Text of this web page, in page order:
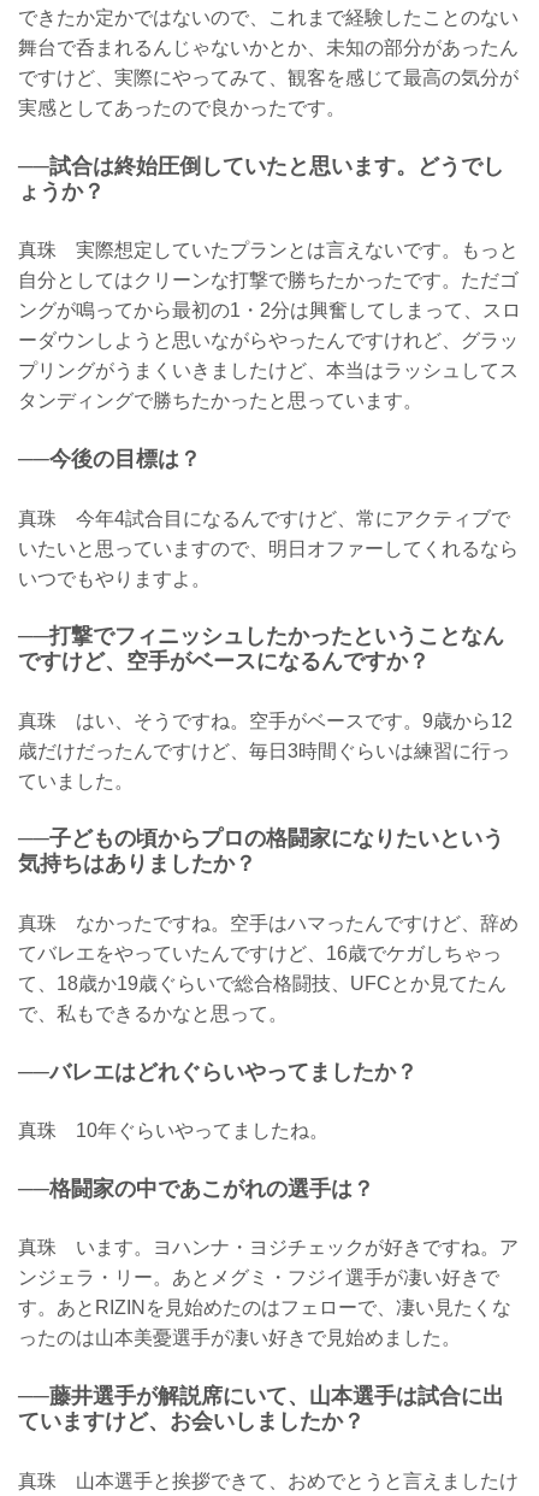
できたか定かではないので、これまで経験したことのない
舞台で呑まれるんじゃないかとか、未知の部分があったん
ですけど、実際にやってみて、観客を感じて最高の気分が
実感としてあったので良かったです。
──試合は終始圧倒していたと思います。どうでし
ょうか？
真珠 実際想定していたプランとは言えないです。もっと
自分としてはクリーンな打撃で勝ちたかったです。ただゴ
ングが鳴ってから最初の1・2分は興奮してしまって、スロ
ーダウンしようと思いながらやったんですけれど、グラッ
プリングがうまくいきましたけど、本当はラッシュしてス
タンディングで勝ちたかったと思っています。
──今後の目標は？
真珠 今年4試合目になるんですけど、常にアクティブで
いたいと思っていますので、明日オファーしてくれるなら
いつでもやりますよ。
──打撃でフィニッシュしたかったということなん
ですけど、空手がベースになるんですか？
真珠 はい、そうですね。空手がベースです。9歳から12
歳だけだったんですけど、毎日3時間ぐらいは練習に行っ
ていました。
──子どもの頃からプロの格闘家になりたいという
気持ちはありましたか？
真珠 なかったですね。空手はハマったんですけど、辞め
てバレエをやっていたんですけど、16歳でケガしちゃっ
て、18歳か19歳ぐらいで総合格闘技、UFCとか見てたん
で、私もできるかなと思って。
──バレエはどれぐらいやってましたか？
真珠 10年ぐらいやってましたね。
──格闘家の中であこがれの選手は？
真珠 います。ヨハンナ・ヨジチェックが好きですね。ア
ンジェラ・リー。あとメグミ・フジイ選手が凄い好きで
す。あとRIZINを見始めたのはフェローで、凄い見たくな
ったのは山本美憂選手が凄い好きで見始めました。
──藤井選手が解説席にいて、山本選手は試合に出
ていますけど、お会いしましたか？
真珠 山本選手と挨拶できて、おめでとうと言えましたけ